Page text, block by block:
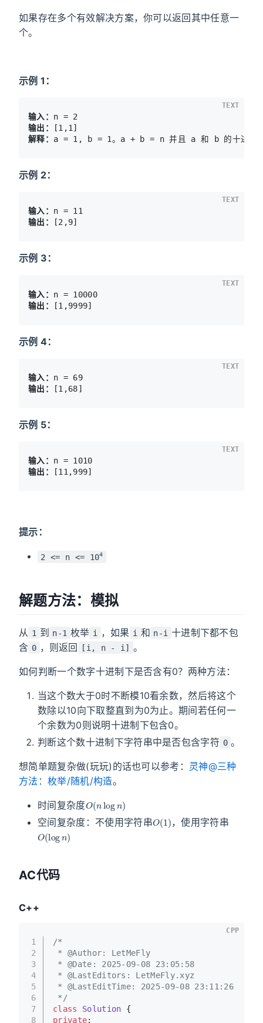
如果存在多个有效解决方案，你可以返回其中任意一
个。
示例 1：
输入：
输出：
解释：
TEXT
示例 2：
输入：
输出：
TEXT
示例 3：
输入：
n = 10000
输出：
TEXT
示例 4：
输入：
n = 69
输出：
TEXT
示例 5：
输入：
输出：
TEXT
提示：
2 <= n <= 104
解题方法：模拟
从 1 到 n-1 枚举 i ，如果 i 和 n-i 十进制下都不包
含 0 ，则返回 [i, n - i] 。
如何判断一个数字十进制下是否含有0？两种方法：
当这个数大于0时不断模10看余数，然后将这个
数除以10向下取整直到为0为止。期间若任何一
个余数为0则说明十进制下包含0。
判断这个数十进制下字符串中是否包含字符 0 。
想简单题复杂做(玩玩)的话也可以参考： 灵神@三种
方法：枚举/随机/构造。
时间复杂度
空间复杂度：不使用字符串 ，使用字符串
O(logn)
AC代码
C++
1
2
3
4
5
6
7
8
/*
* @Author: LetMeFly
* @Date: 2025-09-08 23:05:58
* @LastEditors: LetMeFly.xyz
* @LastEditTime: 2025-09-08 23:11:26
*/
class
Solution {
private:
CPP